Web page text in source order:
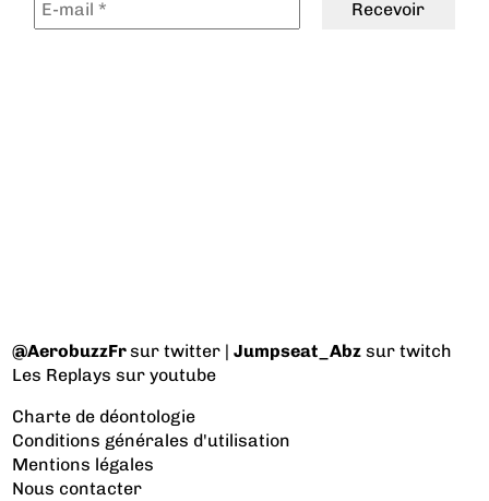
@AerobuzzFrsur twitter |Jumpseat_Abz sur twitch
Les Replays sur youtube
Charte de déontologie
Conditions générales d'utilisation
Mentions légales
Nous contacter